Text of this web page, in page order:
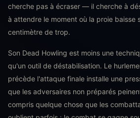
cherche pas à écraser — il cherche à
à attendre le moment où la proie baisse
centimètre de trop.
Son Dead Howling est moins une
qu'un outil de déstabilisation. Le
précède l'attaque finale installe une
que les adversaires non préparés
compris quelque chose que les